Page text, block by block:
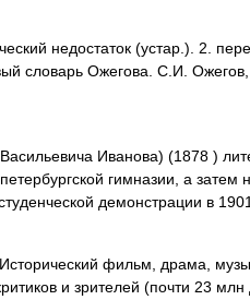
недостаток (устар.). 2.
словарь Ожегова. С.И.
Иванова) (1878 )
гимназии, а затем
демонстрации в
фильм, драма,
и зрителей (почти 23 млн